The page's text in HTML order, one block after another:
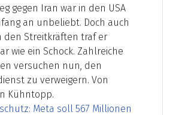
gegen Iran war in den USA
an unbeliebt. Doch auch
den Streitkräften traf er
wie ein Schock. Zahlreiche
versuchen nun, den
zu verweigern. Von
Kühntopp.
Meta soll 567 Millionen